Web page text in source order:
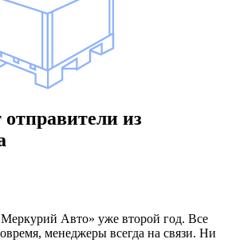
отправители из
Авто» уже второй год. Все
менеджеры всегда на связи. Ни